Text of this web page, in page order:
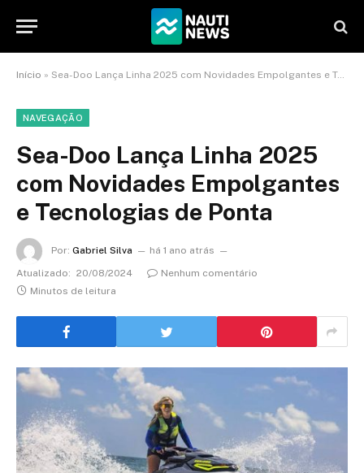
Início » Sea-Doo Lança Linha 2025 com Novidades Empolgantes e Tecnologias de Ponta
NAVEGAÇÃO
Sea-Doo Lança Linha 2025
com Novidades Empolgantes
e Tecnologias de Ponta
Por: Gabriel Silva
há 1 ano atrás
Atualizado: 20/08/2024
Nenhum comentário
Minutos de leitura